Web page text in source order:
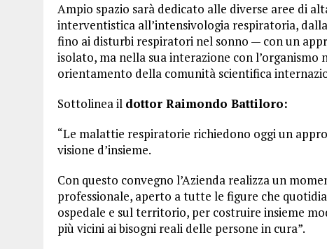
Ampio spazio sarà dedicato alle diverse aree di
interventistica all’intensivologia respiratoria,
fino ai disturbi respiratori nel sonno — con un
isolato, ma nella sua interazione con
orientamento della comunità scientifica
Sottolinea il dottor Raimondo Battiloro:
“Le malattie respiratorie richiedono oggi un
visione d’insieme.
Con questo convegno l’Azienda realizza un
professionale, aperto a tutte le figure che
ospedale e sul territorio, per costruire insieme
più vicini ai bisogni reali delle persone in cura”.